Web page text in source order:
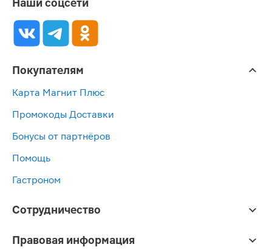
Покупателям
Карта Магнит Плюс
Промокоды Доставки
Бонусы от партнёров
Помощь
Гастроном
Сотрудничество
Правовая информация